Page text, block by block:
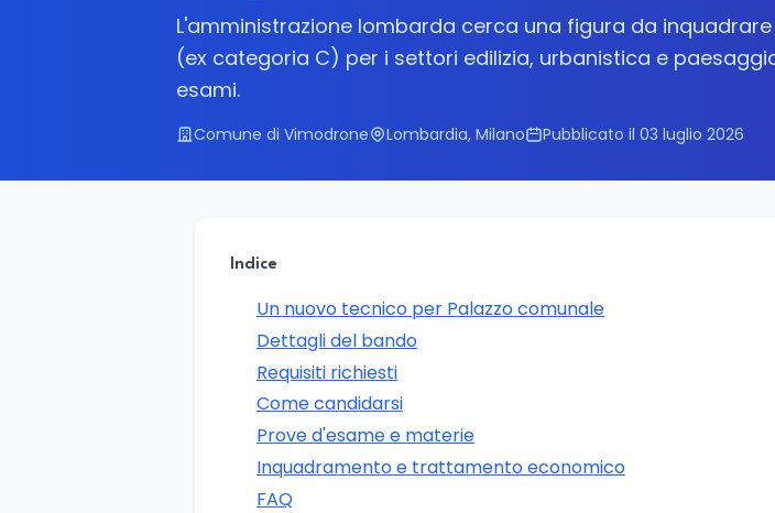
L'amministrazione lombarda cerca una figura da
(ex categoria C) per i settori edilizia, urbanistica e
esami.
Comune di Vimodrone Lombardia, Milano Pubblicato il 03 luglio 2026
Indice
Un nuovo tecnico per Palazzo comunale
Dettagli del bando
Requisiti richiesti
Come candidarsi
Prove d'esame e materie
Inquadramento e trattamento economico
FAQ